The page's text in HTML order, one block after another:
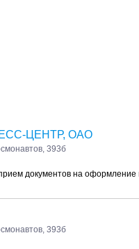
ЦЕНТР, ОАО
393б
прием документов на
393б